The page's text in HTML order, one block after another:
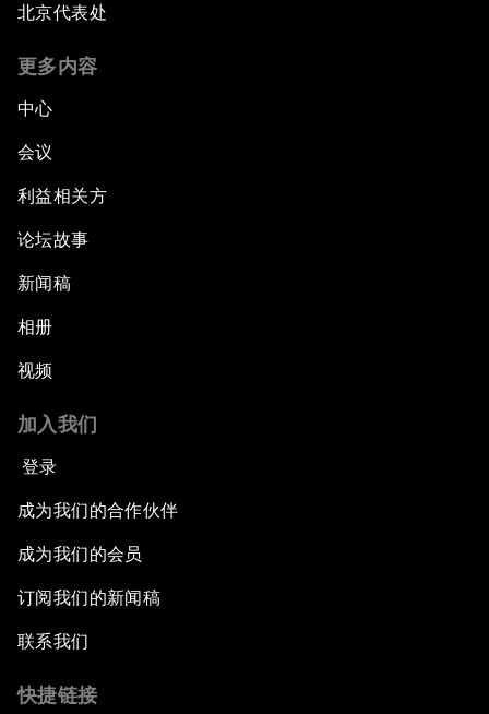
北京代表处
更多内容
中心
会议
利益相关方
论坛故事
新闻稿
相册
视频
加入我们
登录
成为我们的合作伙伴
成为我们的会员
订阅我们的新闻稿
联系我们
快捷链接